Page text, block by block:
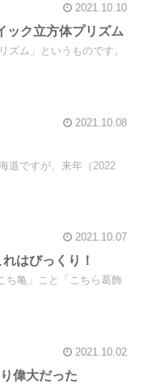
2021.10.10
ック立方体プリズム
ム」というものです。
2021.10.08
道ですが、来年（2022
2021.10.07
はびっくり！
ち亀」こと「こちら葛飾
2021.10.02
偉大だった